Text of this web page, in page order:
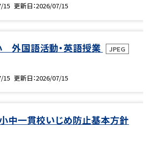
15 更新日 2026/07/15
外国語活動・英語授業 JPEG
15 更新日 2026/07/15
中一貫校いじめ防止基本方針